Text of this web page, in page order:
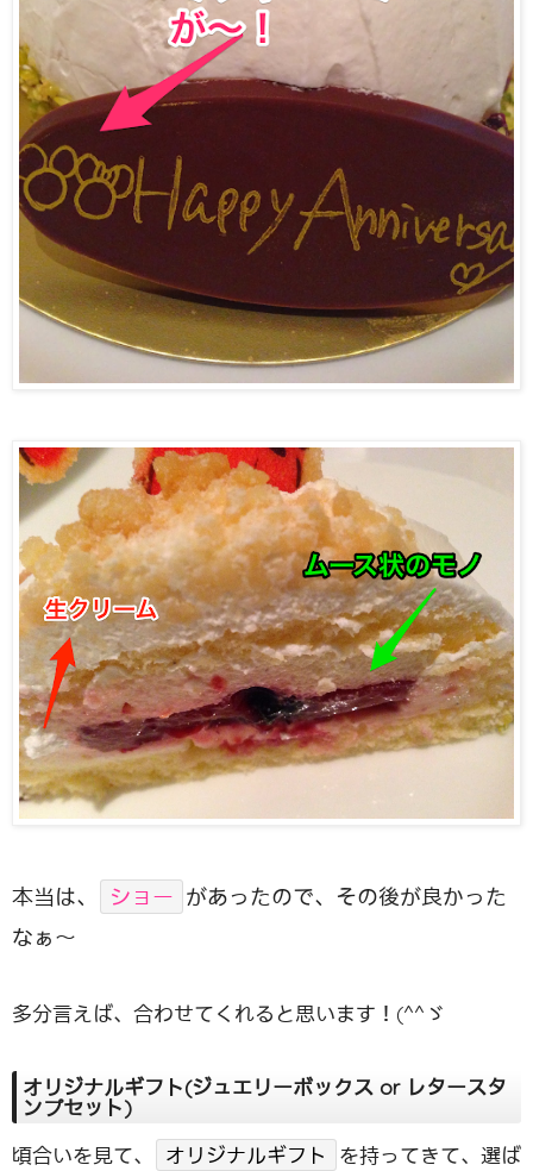
本当は、 ショー があったので、その後が良かった
なぁ〜
多分言えば、合わせてくれると思います！(^^ゞ
オリジナルギフト(ジュエリーボックス or レタースタ
ンプセット)
頃合いを見て、
オリジナルギフト を持ってきて、選ば